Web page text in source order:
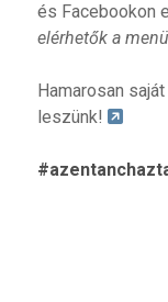
és Facebookon
elérhetők a
Hamarosan
leszünk!